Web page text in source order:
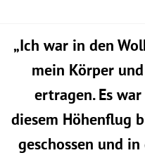
„Ich war in den
mein Körper
ertragen. Es
diesem Höhenflug
geschossen und